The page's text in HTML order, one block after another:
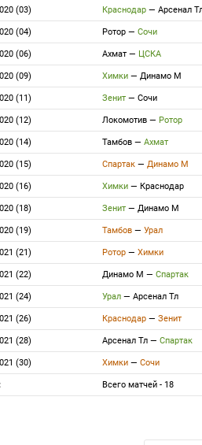
(03) Краснодар — Арсенал
(04) Ротор — Сочи
(06) Ахмат — ЦСКА
(09) Химки — Динамо М
(11) Зенит — Сочи
(12) Локомотив — Ротор
(14) Тамбов — Ахмат
(15) Спартак — Динамо М
(16) Химки — Краснодар
(18) Зенит — Динамо М
(19) Тамбов — Урал
(21) Ротор — Химки
(22) Динамо М — Спартак
(24) Урал — Арсенал Тл
(26) Краснодар — Зенит
(28) Арсенал Тл — Спартак
(30) Химки — Сочи
Всего матчей - 18